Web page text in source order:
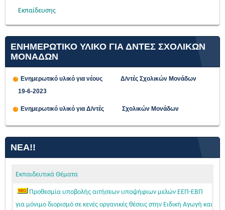
Εκπαίδευσης
ΕΝΗΜΕΡΩΤΙΚΟ ΥΛΙΚΟ ΓΙΑ ΔΝΤΕΣ ΣΧΟΛΙΚΩΝ
ΜΟΝΑΔΩΝ
Ενημερωτικό υλικό για νέους Δ/ντές Σχολικών Μονάδων
19-6-2023
Ενημερωτικό υλικό για Δ/ντές Σχολικών Μονάδων
ΝΈΑ!!
Εκπαιδευτικά Θέματα
Προθεσμία υποβολής αιτήσεων υποψήφιων μελών ΕΕΠ-ΕΒΠ
για μόνιμο διορισμό σε κενές οργανικές θέσεις στην Ειδική Αγωγή και